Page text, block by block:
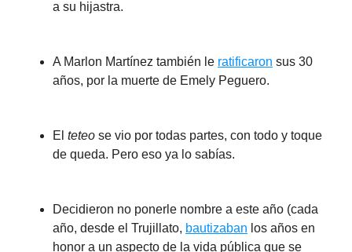
a su hijastra.
A Marlon Martínez también le ratificaron sus 30
años, por la muerte de Emely Peguero.
El teteo se vio por todas partes, con todo y toque
de queda. Pero eso ya lo sabías.
Decidieron no ponerle nombre a este año (cada
año, desde el Trujillato, bautizaban los años en
honor a un aspecto de la vida pública que se